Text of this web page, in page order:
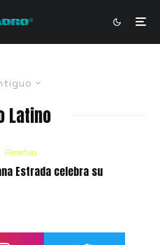
Latino
Reseñas
Estrada celebra su